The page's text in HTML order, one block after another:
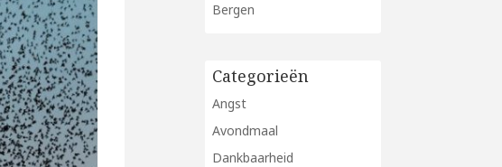
Bergen
Categorieën
Angst
Avondmaal
Dankbaarheid